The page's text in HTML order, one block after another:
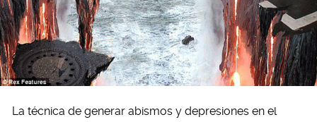
La técnica de generar abismos y depresiones en el